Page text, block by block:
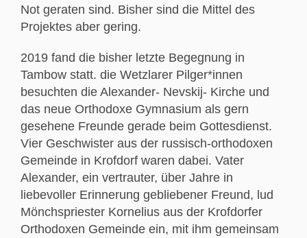
Not geraten sind. Bisher sind die Mittel des
Projektes aber gering.
2019 fand die bisher letzte Begegnung in
Tambow statt. die Wetzlarer Pilger*innen
besuchten die Alexander- Nevskij- Kirche und
das neue Orthodoxe Gymnasium als gern
gesehene Freunde gerade beim Gottesdienst.
Vier Geschwister aus der russisch-orthodoxen
Gemeinde in Krofdorf waren dabei. Vater
Alexander, ein vertrauter, über Jahre in
liebevoller Erinnerung gebliebener Freund, lud
Mönchspriester Kornelius aus der Krofdorfer
Orthodoxen Gemeinde ein, mit ihm gemeinsam